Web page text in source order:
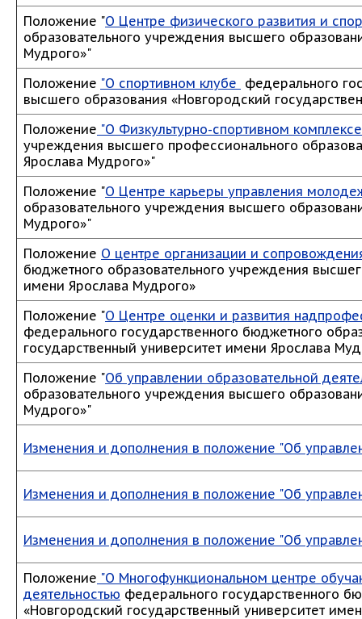
Положение "О Центре физического развития и
образовательного учреждения высшего
Мудрого»"
Положение "О спортивном клубе федерального
высшего образования «Новгородский
Положение "О Физкультурно-спортивном комплексе
учреждения высшего профессионального
Ярослава Мудрого»"
Положение "О Центре карьеры управления
образовательного учреждения высшего
Мудрого»"
Положение О центре организации и
бюджетного образовательного учреждения
имени Ярослава Мудрого»
Положение "О Центре оценки и развития
федерального государственного бюджетного
государственный университет имени Ярослава
Положение "Об управлении образовательной
образовательного учреждения высшего
Мудрого»"
Изменения и дополнения в положение "Об
Изменения и дополнения в положение "Об
Изменения и дополнения в положение "Об
Положение "О Многофункциональном центре
деятельностью федерального государственного
«Новгородский государственный университет